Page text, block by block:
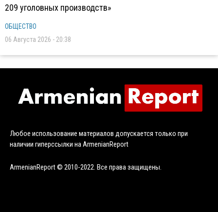
209 уголовных производств»
ОБЩЕСТВО
06 Августа 2026 - 20:38
Любое использование материалов допускается только при
наличии гиперссылки на ArmenianReport
ArmenianReport © 2010-2022. Все права защищены.